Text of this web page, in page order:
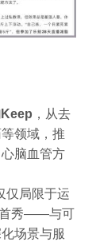
，从去
领域，推
脑血管方
仅局限于运
首秀——与可
场景与服